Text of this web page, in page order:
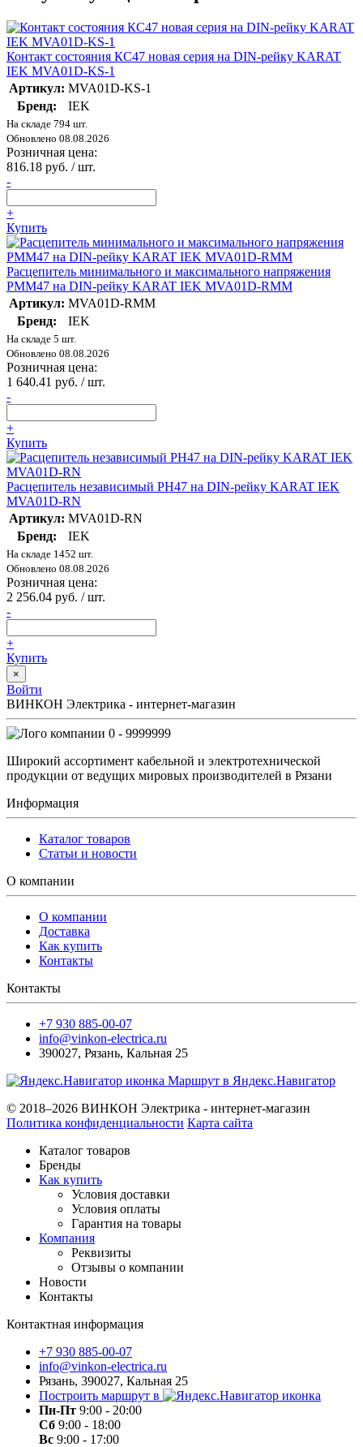
Контакт состояния КС47 новая серия на DIN-рейку KARAT
IEK MVA01D-KS-1
Артикул: MVA01D-KS-1
Бренд:
IEK
На складе 794 шт.
Обновлено 08.08.2026
Розничная цена:
816.18 руб. / шт.
-
+
Купить
Расцепитель минимального и максимального напряжения
РММ47 на DIN-рейку KARAT IEK MVA01D-RMM
Артикул: MVA01D-RMM
Бренд:
IEK
На складе 5 шт.
Обновлено 08.08.2026
Розничная цена:
1 640.41 руб. / шт.
-
+
Купить
Расцепитель независимый РН47 на DIN-рейку KARAT IEK
MVA01D-RN
Артикул: MVA01D-RN
Бренд:
IEK
На складе 1452 шт.
Обновлено 08.08.2026
Розничная цена:
2 256.04 руб. / шт.
-
+
Купить
×
Войти
ВИНКОН Электрика - интернет-магазин
0 - 9999999
Широкий ассортимент кабельной и электротехнической
продукции от ведущих мировых производителей в Рязани
Информация
Каталог товаров
Статьи и новости
О компании
О компании
Доставка
Как купить
Контакты
Контакты
+7 930 885-00-07
info@vinkon-electrica.ru
390027, Рязань, Кальная 25
Маршрут в Яндекс.Навигатор
© 2018–2026 ВИНКОН Электрика - интернет-магазин
Политика конфиденциальности Карта сайта
Каталог товаров
Бренды
Как купить
Условия доставки
Условия оплаты
Гарантия на товары
Компания
Реквизиты
Отзывы о компании
Новости
Контакты
Контактная информация
+7 930 885-00-07
info@vinkon-electrica.ru
Рязань, 390027, Кальная 25
Построить маршрут в
Пн-Пт 9:00 - 20:00
Сб 9:00 - 18:00
Вс 9:00 - 17:00